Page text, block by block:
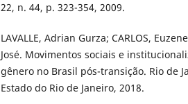
22, n. 44, p. 323-354, 2009.
LAVALLE, Adrian Gurza; CARLOS,
José. Movimentos sociais e
gênero no Brasil pós-transição. Rio de
Estado do Rio de Janeiro, 2018.